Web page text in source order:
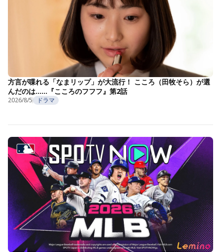
方言が喋れる「なまリップ」が大流行！ こころ（田牧そら）が選
んだのは……『こころのフフフ』第2話
2026/8/5 ドラマ